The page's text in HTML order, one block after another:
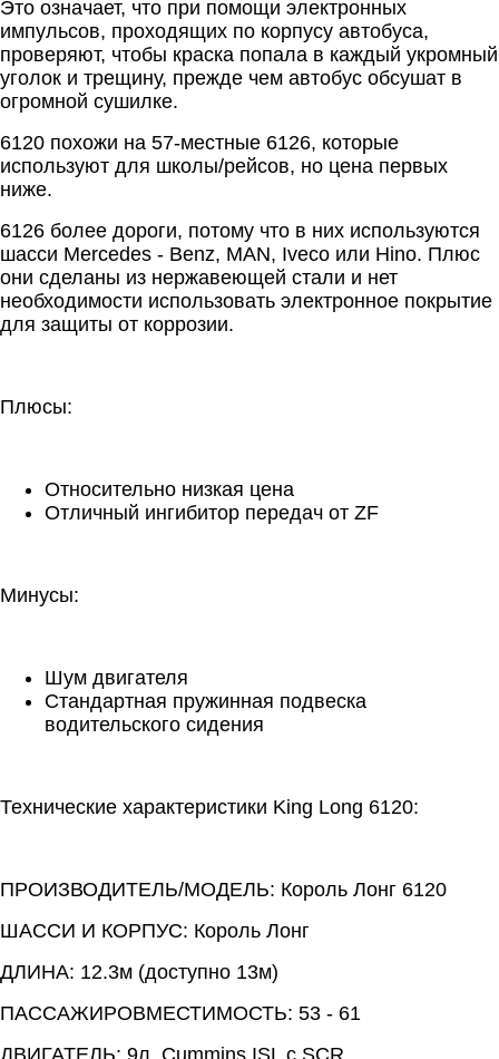
Это означает, что при помощи электронных
импульсов, проходящих по корпусу автобуса,
проверяют, чтобы краска попала в каждый укромный
уголок и трещину, прежде чем автобус обсушат в
огромной сушилке.
6120 похожи на 57-местные 6126, которые
используют для школы/рейсов, но цена первых
ниже.
6126 более дороги, потому что в них используются
шасси Mercedes - Benz, MAN, Iveco или Hino. Плюс
они сделаны из нержавеющей стали и нет
необходимости использовать электронное покрытие
для защиты от коррозии.
Плюсы:
Относительно низкая цена
Отличный ингибитор передач от ZF
Минусы:
Шум двигателя
Стандартная пружинная подвеска
водительского сидения
Технические характеристики King Long 6120:
ПРОИЗВОДИТЕЛЬ/МОДЕЛЬ: Король Лонг 6120
ШАССИ И КОРПУС: Король Лонг
ДЛИНА: 12.3м (доступно 13м)
ПАССАЖИРОВМЕСТИМОСТЬ: 53 - 61
ДВИГАТЕЛЬ: 9л. Cummins ISL с SCR